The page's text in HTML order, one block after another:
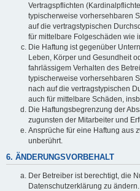
Vertragspflichten
typischerweise vorhersehbaren
auf die vertragstypischen
für mittelbare Folgeschäden wie
Die Haftung ist gegenüber
Leben, Körper und Gesundheit
fahrlässigem Verhalten des
typischerweise vorhersehbaren
nach auf die vertragstypischen
auch für mittelbare Schäden,
Die Haftungsbegrenzung der
zugunsten der Mitarbeiter und
Ansprüche für eine Haftung aus
unberührt.
6. ÄNDERUNGSVORBEHALT
Der Betreiber ist berechtigt, die
Datenschutzerklärung zu